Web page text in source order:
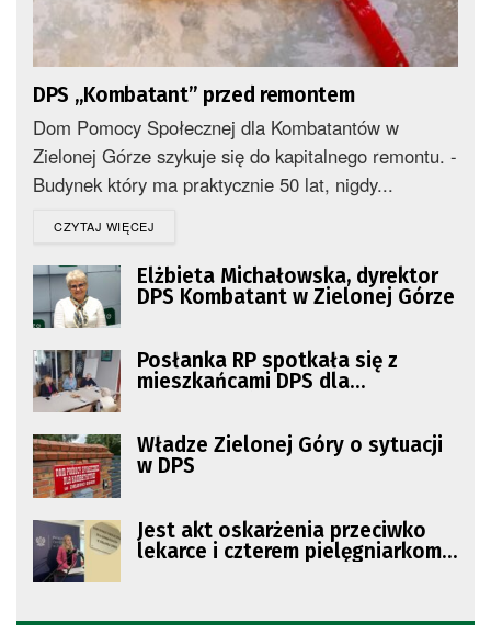
DPS „Kombatant” przed remontem
Dom Pomocy Społecznej dla Kombatantów w
Zielonej Górze szykuje się do kapitalnego remontu. -
Budynek który ma praktycznie 50 lat, nigdy...
CZYTAJ WIĘCEJ
Elżbieta Michałowska, dyrektor
DPS Kombatant w Zielonej Górze
Posłanka RP spotkała się z
mieszkańcami DPS dla
Władze Zielonej Góry o sytuacji
w DPS
Jest akt oskarżenia przeciwko
lekarce i czterem pielęgniarkom z